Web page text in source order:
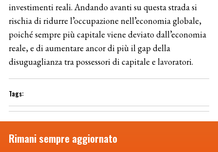
investimenti reali. Andando avanti su questa strada si
rischia di ridurre l’occupazione nell’economia globale,
poiché sempre più capitale viene deviato dall’economia
reale, e di aumentare ancor di più il gap della
disuguaglianza tra possessori di capitale e lavoratori.
Rimani sempre aggiornato